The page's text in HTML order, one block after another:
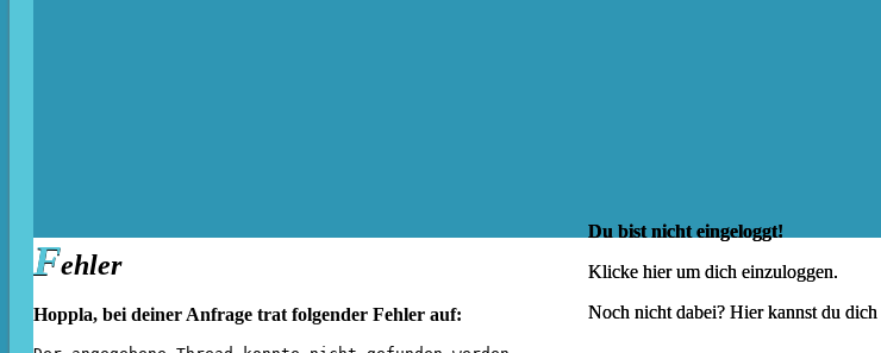
Du bist nicht eingeloggt!
Klicke hier um dich einzuloggen.
Noch nicht dabei? Hier kannst du dich
Fehler
Hoppla, bei deiner Anfrage trat folgender Fehler auf: